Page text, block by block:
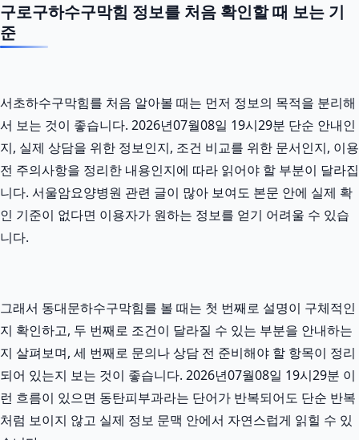
구로구하수구막힘 정보를 처음 확인할 때 보는 기
준
서초하수구막힘를 처음 알아볼 때는 먼저 정보의 목적을 분리해
서 보는 것이 좋습니다. 2026년07월08일 19시29분 단순 안내인
지, 실제 상담을 위한 정보인지, 조건 비교를 위한 문서인지, 이용
전 주의사항을 정리한 내용인지에 따라 읽어야 할 부분이 달라집
니다. 서울암요양병원 관련 글이 많아 보여도 본문 안에 실제 확
인 기준이 없다면 이용자가 원하는 정보를 얻기 어려울 수 있습
니다.
그래서 동대문하수구막힘를 볼 때는 첫 번째로 설명이 구체적인
지 확인하고, 두 번째로 조건이 달라질 수 있는 부분을 안내하는
지 살펴보며, 세 번째로 문의나 상담 전 준비해야 할 항목이 정리
되어 있는지 보는 것이 좋습니다. 2026년07월08일 19시29분 이
런 흐름이 있으면 동탄피부과라는 단어가 반복되어도 단순 반복
처럼 보이지 않고 실제 정보 문맥 안에서 자연스럽게 읽힐 수 있